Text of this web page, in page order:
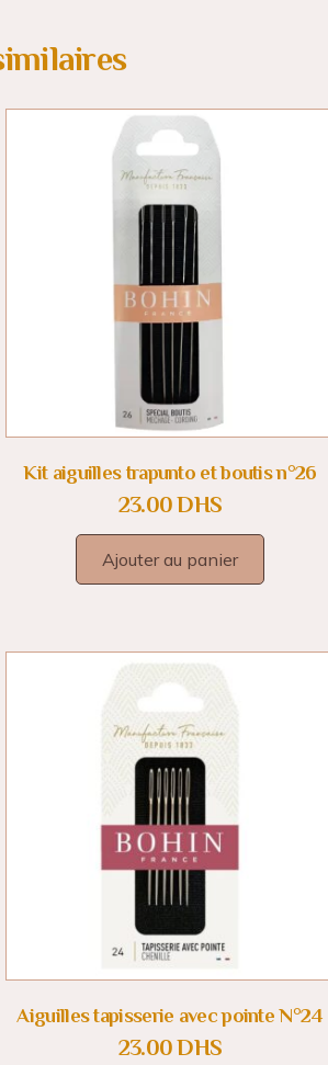
Kit aiguilles trapunto et boutis n°26
23.00DHS
Ajouter au panier
Aiguilles tapisserie avec pointe N°24
23.00DHS